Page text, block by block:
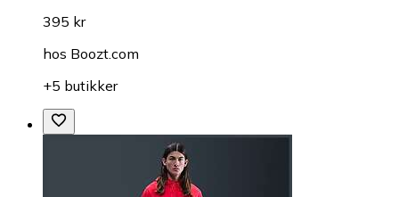
395 kr
hos Boozt.com
+5 butikker